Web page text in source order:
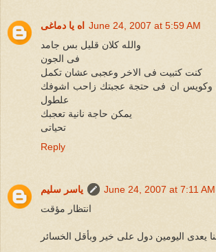
اه يا دماغى
June 24, 2007 at 5:59 AM
والله كلان قليل بس جامد
فى الجون
كنت كتبيت فى الاخر وعجبى عشان تكمل
وكويس ان فى حتجة عجبتك زاحب اشوفك
علطول
يمكن حاجة نانية تعجبك
تحياتى
Reply
ياسر سليم
June 24, 2007 at 7:11 AM
انتظار مؤقت
يعدى اليومين دول على خير وبأقل الخسائر